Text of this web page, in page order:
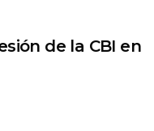
de la CBI en